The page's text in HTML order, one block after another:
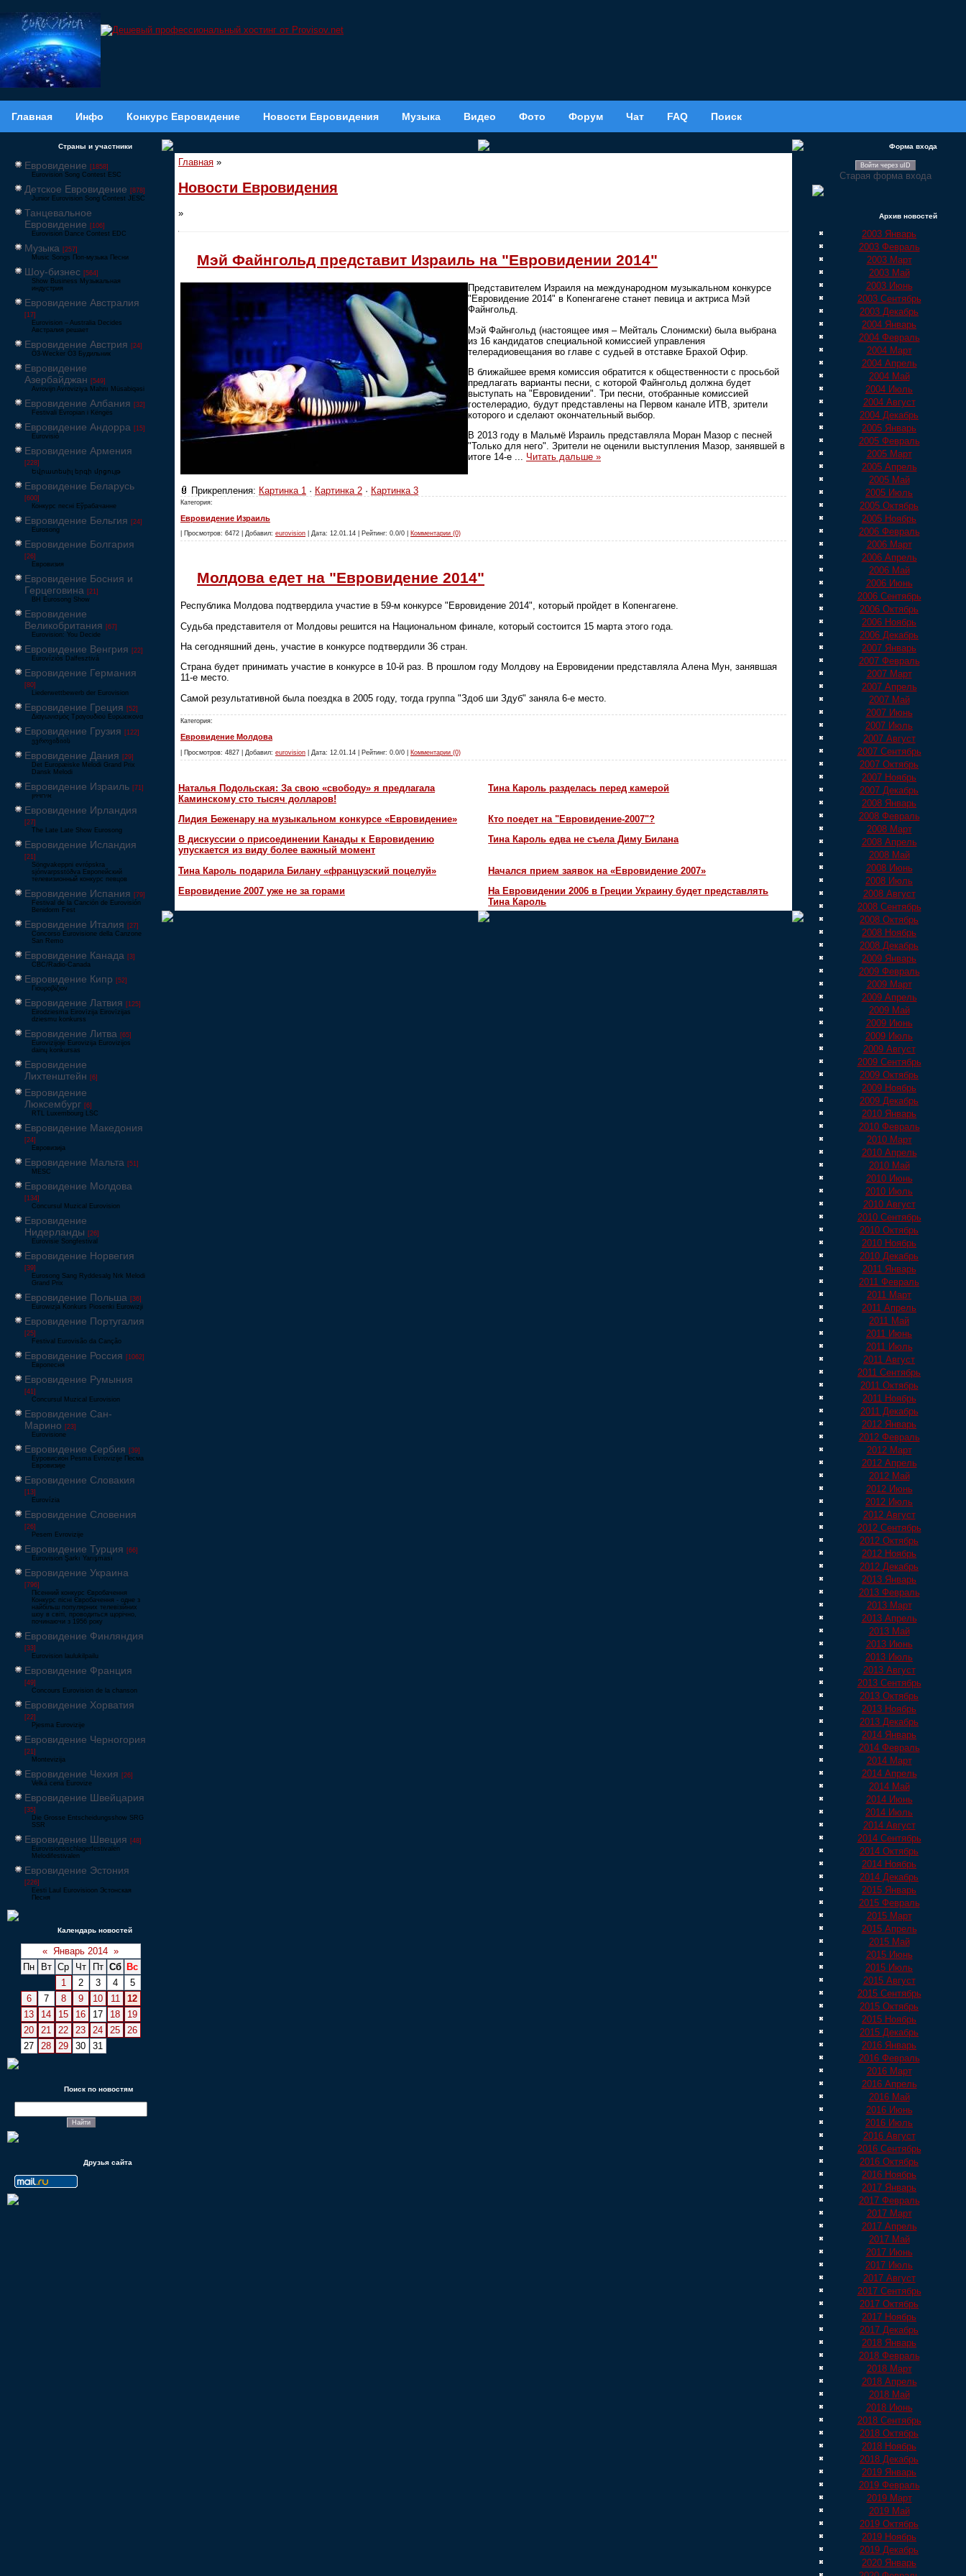
Главная Инфо Конкурс Евровидение Новости Евровидения Музыка Видео Фото Форум Чат FAQ Поиск
Страны и участники
Евровидение [1858]
Eurovision Song Contest ESC
Детское Евровидение [878]
Junior Eurovision Song Contest JESC
Танцевальное
Евровидение [106]
Eurovision Dance Contest EDC
Музыка [257]
Music Songs Поп-музыка Песни
Шоу-бизнес [564]
Show Business Музыкальная
индустрия
Евровидение Австралия
[17]
Eurovision – Australia Decides
Австралия решает
Евровидение Австрия [24]
Ö3-Wecker Ö3 Будильник
Евровидение
Азербайджан [549]
Avrovijn Avroviziya Mahnı Müsabiqəsi
Евровидение Албания [32]
Festivali Evropian i Këngës
Евровидение Андорра [15]
Eurovisió
Евровидение Армения
[228]
Եվրատեսիլ երգի մրցույթ
Евровидение Беларусь
[600]
Конкурс песні Еўрабачанне
Евровидение Бельгия [24]
Eurosong
Евровидение Болгария
[26]
Евровизия
Евровидение Босния и
Герцеговина [21]
BH Eurosong Show
Евровидение
Великобритания [67]
Eurovision: You Decide
Евровидение Венгрия [22]
Eurovíziós Dalfesztivá
Евровидение Германия
[80]
Liederwettbewerb der Eurovision
Евровидение Греция [52]
Διαγωνισμός Τραγουδιού Ευρώεικονα
Евровидение Грузия [122]
ევროვიზიის
Евровидение Дания [29]
Det Europæiske Melodi Grand Prix
Dansk Melodi
Евровидение Израиль [71]
‏אירוויזיון
Евровидение Ирландия
[27]
The Late Late Show Eurosong
Евровидение Исландия
[21]
Söngvakeppni evrópskra
sjónvarpsstöðva Европейский
телевизионный конкурс певцов
Евровидение Испания [79]
Festival de la Canción de Eurovisión
Benidorm Fest
Евровидение Италия [27]
Concorso Eurovisione della Canzone
San Remo
Евровидение Канада [3]
CBC/Radio-Canada
Евровидение Кипр [52]
Γιουροβίζιον
Евровидение Латвия [125]
Eirodziesma Eirovīzija Eirovīzijas
dziesmu konkurss
Евровидение Литва [65]
Eurovizijoje Eurovizija Eurovizijos
dainų konkursas
Евровидение
Лихтенштейн [6]
Евровидение
Люксембург [6]
RTL Luxembourg LSC
Евровидение Македония
[24]
Евровизија
Евровидение Мальта [51]
MESC
Евровидение Молдова
[134]
Concursul Muzical Eurovision
Евровидение
Нидерланды [26]
Eurovisie Songfestival
Евровидение Норвегия
[39]
Eurosong Sang Ryddesalg Nrk Melodi
Grand Prix
Евровидение Польша [36]
Eurowizja Konkurs Piosenki Eurowizji
Евровидение Португалия
[25]
Festival Eurovisão da Canção
Евровидение Россия [1062]
Европесня
Евровидение Румыния
[41]
Concursul Muzical Eurovision
Евровидение Сан-
Марино [23]
Eurovisione
Евровидение Сербия [39]
Еуровисион Pesma Evrovizije Песма
Евровизије
Евровидение Словакия
[13]
Eurovízia
Евровидение Словения
[26]
Pesem Evrovizije
Евровидение Турция [66]
Eurovision Şarkı Yarışması
Евровидение Украина
[796]
Пісенний конкурс Євробачення
Конкурс пісні Євробачення - одне з
найбільш популярних телевізійних
шоу в світі, проводиться щорічно,
починаючи з 1956 року
Евровидение Финляндия
[33]
Eurovision laulukilpailu
Евровидение Франция
[49]
Concours Eurovision de la chanson
Евровидение Хорватия
[22]
Pjesma Eurovizije
Евровидение Черногория
[21]
Montevizija
Евровидение Чехия [26]
Velká cena Eurovize
Евровидение Швейцария
[35]
Die Grosse Entscheidungsshow SRG
SSR
Евровидение Швеция [48]
Eurovisionsschlagerfestivalen
Melodifestivalen
Евровидение Эстония
[226]
Eesti Laul Eurovisioon Эстонская
Песня
Календарь новостей
« Январь 2014 »
Пн
Вт Ср Чт Пт Сб
Вс
1
2 3 4
5
6
7 8 9 10 11
12
13
14 15 16 17 18
19
20
21 22 23 24 25
26
27
28 29 30 31
Поиск по новостям
Друзья сайта
Главная »
Новости Евровидения
»
Мэй Файнгольд представит Израиль на "Евровидении 2014"
Представителем Израиля на международном музыкальном конкурсе
"Евровидение 2014" в Копенгагене станет певица и актриса Мэй
Файнгольд.
Мэй Файнгольд (настоящее имя – Мейталь Слонимски) была выбрана
из 16 кандидатов специальной комиссией управления
телерадиовещания во главе с судьей в отставке Брахой Офир.
В ближайшее время комиссия обратится к общественности с просьбой
предлагать варианты песни, с которой Файнгольд должна будет
выступать на "Евровидении". Три песни, отобранные комиссией
гостелерадио, будут представлены на Первом канале ИТВ, зрители
которого и сделают окончательный выбор.
В 2013 году в Мальмё Израиль представляла Моран Мазор с песней
"Только для него". Зрители не оценили выступления Мазор, занявшей в
итоге 14-е ... Читать дальше »
Прикрепления: Картинка 1 · Картинка 2 · Картинка 3
Категория:
Евровидение Израиль
| Просмотров: 6472 | Добавил: eurovision | Дата: 12.01.14 | Рейтинг: 0.0/0 | Комментарии (0)
Молдова едет на "Евровидение 2014"
Республика Молдова подтвердила участие в 59-м конкурсе "Евровидение 2014", который пройдет в Копенгагене.
Судьба представителя от Молдовы решится на Национальном финале, который состоится 15 марта этого года.
На сегодняшний день, участие в конкурсе подтвердили 36 стран.
Страна будет принимать участие в конкурсе в 10-й раз. В прошлом году Молдову на Евровидении представляла Алена Мун, занявшая
11-е место.
Самой результативной была поездка в 2005 году, тогда группа "Здоб ши Здуб" заняла 6-е место.
Категория:
Евровидение Молдова
| Просмотров: 4827 | Добавил: eurovision | Дата: 12.01.14 | Рейтинг: 0.0/0 | Комментарии (0)
Наталья Подольская: За свою «свободу» я предлагала
Каминскому сто тысяч долларов!
Тина Кароль разделась перед камерой
Лидия Беженару на музыкальном конкурсе «Евровидение»
Кто поедет на "Евровидение-2007"?
В дискуссии о присоединении Канады к Евровидению
упускается из виду более важный момент
Тина Кароль едва не съела Диму Билана
Тина Кароль подарила Билану «французский поцелуй»
Начался прием заявок на «Евровидение 2007»
Евровидение 2007 уже не за горами
На Евровидении 2006 в Греции Украину будет представлять
Тина Кароль
Форма входа
Войти через uID
Старая форма входа
Архив новостей
2003 Январь
2003 Февраль
2003 Март
2003 Май
2003 Июнь
2003 Сентябрь
2003 Декабрь
2004 Январь
2004 Февраль
2004 Март
2004 Апрель
2004 Май
2004 Июль
2004 Август
2004 Декабрь
2005 Январь
2005 Февраль
2005 Март
2005 Апрель
2005 Май
2005 Июль
2005 Октябрь
2005 Ноябрь
2006 Февраль
2006 Март
2006 Апрель
2006 Май
2006 Июнь
2006 Сентябрь
2006 Октябрь
2006 Ноябрь
2006 Декабрь
2007 Январь
2007 Февраль
2007 Март
2007 Апрель
2007 Май
2007 Июнь
2007 Июль
2007 Август
2007 Сентябрь
2007 Октябрь
2007 Ноябрь
2007 Декабрь
2008 Январь
2008 Февраль
2008 Март
2008 Апрель
2008 Май
2008 Июнь
2008 Июль
2008 Август
2008 Сентябрь
2008 Октябрь
2008 Ноябрь
2008 Декабрь
2009 Январь
2009 Февраль
2009 Март
2009 Апрель
2009 Май
2009 Июнь
2009 Июль
2009 Август
2009 Сентябрь
2009 Октябрь
2009 Ноябрь
2009 Декабрь
2010 Январь
2010 Февраль
2010 Март
2010 Апрель
2010 Май
2010 Июнь
2010 Июль
2010 Август
2010 Сентябрь
2010 Октябрь
2010 Ноябрь
2010 Декабрь
2011 Январь
2011 Февраль
2011 Март
2011 Апрель
2011 Май
2011 Июнь
2011 Июль
2011 Август
2011 Сентябрь
2011 Октябрь
2011 Ноябрь
2011 Декабрь
2012 Январь
2012 Февраль
2012 Март
2012 Апрель
2012 Май
2012 Июнь
2012 Июль
2012 Август
2012 Сентябрь
2012 Октябрь
2012 Ноябрь
2012 Декабрь
2013 Январь
2013 Февраль
2013 Март
2013 Апрель
2013 Май
2013 Июнь
2013 Июль
2013 Август
2013 Сентябрь
2013 Октябрь
2013 Ноябрь
2013 Декабрь
2014 Январь
2014 Февраль
2014 Март
2014 Апрель
2014 Май
2014 Июнь
2014 Июль
2014 Август
2014 Сентябрь
2014 Октябрь
2014 Ноябрь
2014 Декабрь
2015 Январь
2015 Февраль
2015 Март
2015 Апрель
2015 Май
2015 Июнь
2015 Июль
2015 Август
2015 Сентябрь
2015 Октябрь
2015 Ноябрь
2015 Декабрь
2016 Январь
2016 Февраль
2016 Март
2016 Апрель
2016 Май
2016 Июнь
2016 Июль
2016 Август
2016 Сентябрь
2016 Октябрь
2016 Ноябрь
2017 Январь
2017 Февраль
2017 Март
2017 Апрель
2017 Май
2017 Июнь
2017 Июль
2017 Август
2017 Сентябрь
2017 Октябрь
2017 Ноябрь
2017 Декабрь
2018 Январь
2018 Февраль
2018 Март
2018 Апрель
2018 Май
2018 Июнь
2018 Сентябрь
2018 Октябрь
2018 Ноябрь
2018 Декабрь
2019 Январь
2019 Февраль
2019 Март
2019 Май
2019 Октябрь
2019 Ноябрь
2019 Декабрь
2020 Январь